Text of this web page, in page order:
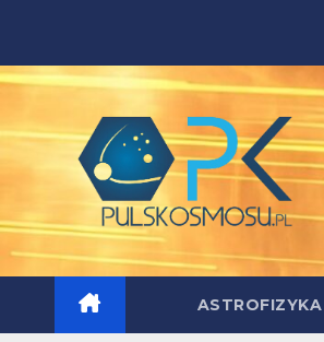
content
ASTROFIZYKA